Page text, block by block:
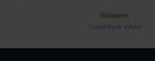
Skladem
CableTrunk White